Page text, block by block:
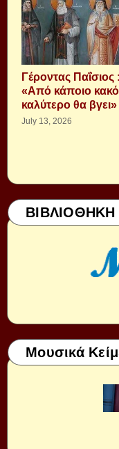
Γέροντας Παΐσιος :
«Από κάποιο
καλύτερο θα βγει»
July 13, 2026
Μουσικά